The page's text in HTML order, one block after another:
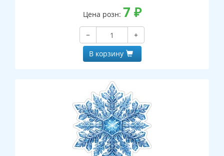
Цена розн: 7 ₽
−
+
В корзину